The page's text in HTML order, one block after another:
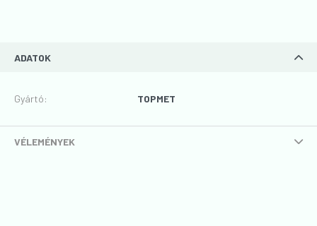
ADATOK
Gyártó: TOPMET
VÉLEMÉNYEK